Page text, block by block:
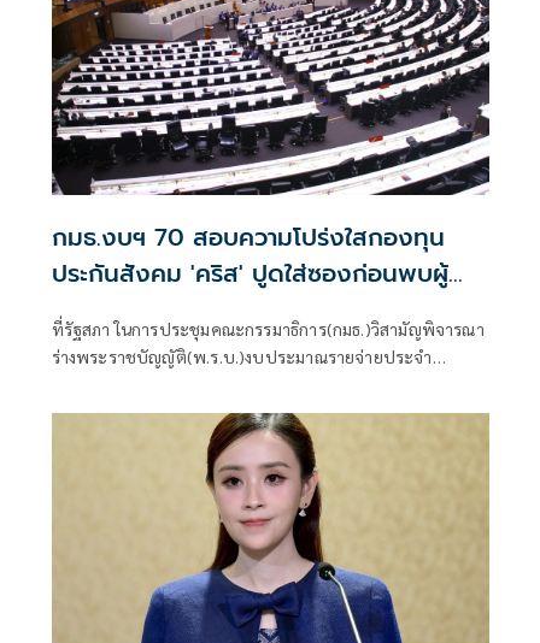
กมธ.งบฯ 70 สอบความโปร่งใสกองทุน
ประกันสังคม 'คริส' ปูดใส่ซองก่อนพบผู้
บริหาร เลขาฯสปส. แจงไม่จริง
ที่รัฐสภา ในการประชุมคณะกรรมาธิการ(กมธ.)วิสามัญพิจารณา
ร่างพระราชบัญญัติ(พ.ร.บ.)งบประมาณรายจ่ายประจำ
ปริศนานันทกุล รัฐมนตรีประจำสำนักนายกฯ ในฐานะรอง
ประธาน กมธ.ฯ ทำหน้าที่ประธานในที่ประชุมได้พิจารณาภาพ
รวมของการของบประมาณของหน่วยงานในสังกัดกระทรวง